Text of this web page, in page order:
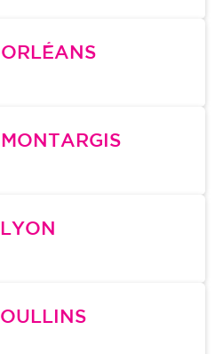
ORLÉANS
MONTARGIS
LYON
OULLINS